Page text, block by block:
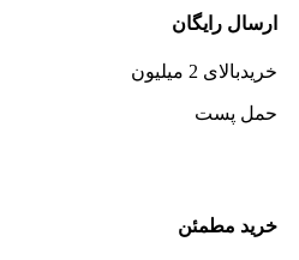
ارسال رایگان
خریدبالای 2 میلیون
حمل پست
خرید مطمئن